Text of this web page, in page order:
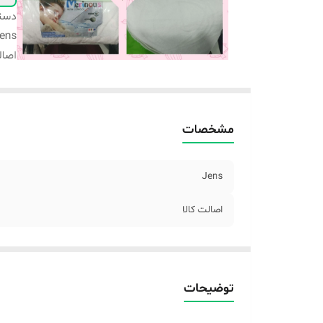
مشخصات
Jens
اصالت کالا
توضیحات